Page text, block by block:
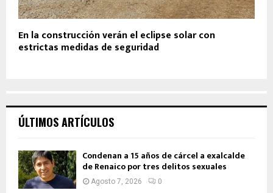
En la construcción verán el eclipse solar con
estrictas medidas de seguridad
ÚLTIMOS ARTÍCULOS
Condenan a 15 años de cárcel a exalcalde
de Renaico por tres delitos sexuales
Agosto 7, 2026 0